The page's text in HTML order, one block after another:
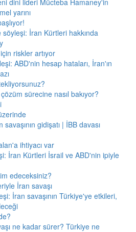
dini lideri Mücteba Hamaney'in
yarını
İran Kürtleri hakkında
riskler artıyor
ABD'nin hesap hataları, İran'ın
sürecine nasıl bakıyor?
gidişatı | İBB davası
ihtiyacı var
İran Kürtleri İsrail ve ABD'nin ipiyle
edeceksiniz?
İran savaşı
İran savaşının Türkiye'ye etkileri,
ne kadar sürer? Türkiye ne